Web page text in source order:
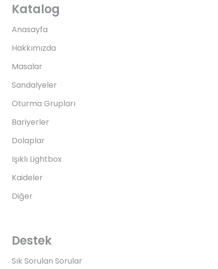
Katalog
Anasayfa
Hakkımızda
Masalar
Sandalyeler
Oturma Grupları
Bariyerler
Dolaplar
Işıklı Lightbox
Kaideler
Diğer
Destek
Sık Sorulan Sorular